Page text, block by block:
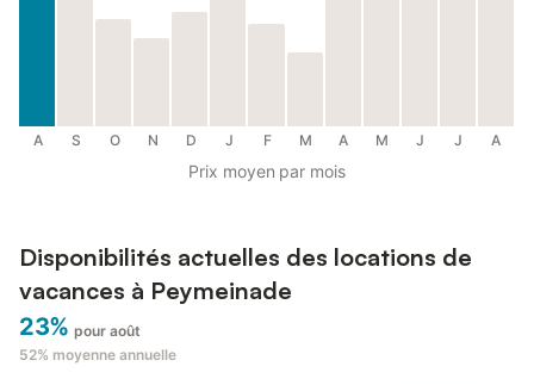
A S O N D J F M A M J J A
Prix moyen par mois
Disponibilités actuelles des locations de
vacances à Peymeinade
23% pour août
52% moyenne annuelle